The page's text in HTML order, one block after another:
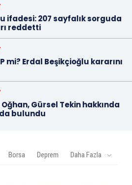
ifadesi: 207 sayfalık sorguda
reddetti
mi? Erdal Beşikçioğlu kararını
Gürsel Tekin hakkında
bulundu
Borsa Deprem Daha Fazla